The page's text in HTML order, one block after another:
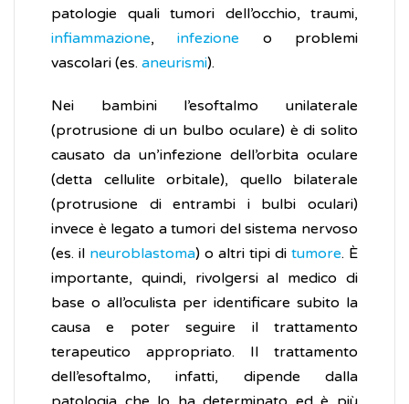
patologie quali tumori dell’occhio, traumi,
infiammazione,infezione o problemi
vascolari (es. aneurismi).
Nei bambini l’esoftalmo unilaterale
(protrusione di un bulbo oculare) è di solito
causato da un’infezione dell’orbita oculare
(detta cellulite orbitale), quello bilaterale
(protrusione di entrambi i bulbi oculari)
invece è legato a tumori del sistema nervoso
(es. il neuroblastoma) o altri tipi di tumore. È
importante, quindi, rivolgersi al medico di
base o all’oculista per identificare subito la
causa e poter seguire il trattamento
terapeutico appropriato. Il trattamento
dell’esoftalmo, infatti, dipende dalla